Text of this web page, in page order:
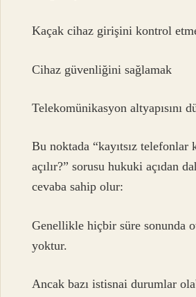
Kaçak cihaz girişini kontrol
Cihaz güvenliğini sağlamak
Telekomünikasyon altyapısını
Bu noktada “kayıtsız telefonlar
açılır?” sorusu hukuki açıdan
cevaba sahip olur:
Genellikle hiçbir süre sonunda
yoktur.
Ancak bazı istisnai durumlar